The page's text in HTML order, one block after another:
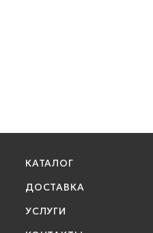
КАТАЛОГ
ДОСТАВКА
УСЛУГИ